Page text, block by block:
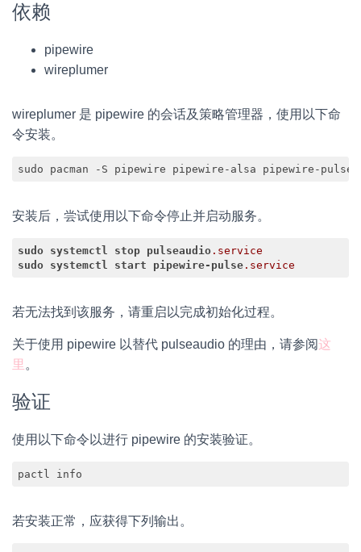
依赖
pipewire
wireplumer
wireplumer 是 pipewire 的会话及策略管理器，使用以下命
令安装。
sudo pacman -S pipewire pipewire-alsa pipewire-pulse
安装后，尝试使用以下命令停止并启动服务。
sudo systemctl stop pulseaudio.service
sudo
systemctl start pipewire-pulse.service
若无法找到该服务，请重启以完成初始化过程。
关于使用 pipewire 以替代 pulseaudio 的理由，请参阅这
里 。
验证
使用以下命令以进行 pipewire 的安装验证。
pactl info
若安装正常，应获得下列输出。